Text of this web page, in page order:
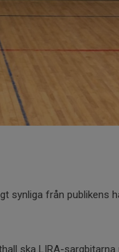
synliga från publikens
ska LIRA-